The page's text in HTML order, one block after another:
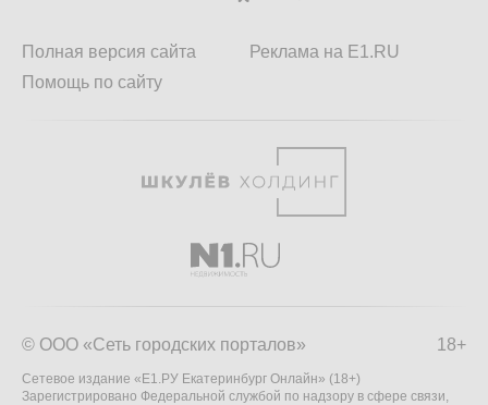
Полная версия сайта
Помощь по сайту
Реклама на E1.RU
18+
© ООО «Сеть городских порталов»
Сетевое издание «Е1.РУ Екатеринбург Онлайн» (18+)
Зарегистрировано Федеральной службой по надзору в сфере связи,